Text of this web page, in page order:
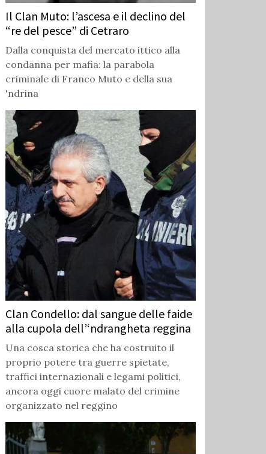
Il Clan Muto: l’ascesa e il declino del
“re del pesce” di Cetraro
Dalla conquista del mercato ittico alla
condanna per mafia: la parabola
criminale di Franco Muto e della sua
'ndrina
Clan Condello: dal sangue delle faide
alla cupola dell’‘ndrangheta reggina
Una cosca storica che ha costruito il
proprio potere tra guerre spietate,
traffici internazionali e legami politici,
ancora oggi cuore malato del crimine
organizzato nel reggino